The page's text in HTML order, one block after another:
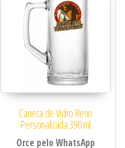
Caneca de Vidro Reno
Personalizada 390 ml
Orce pelo WhatsApp